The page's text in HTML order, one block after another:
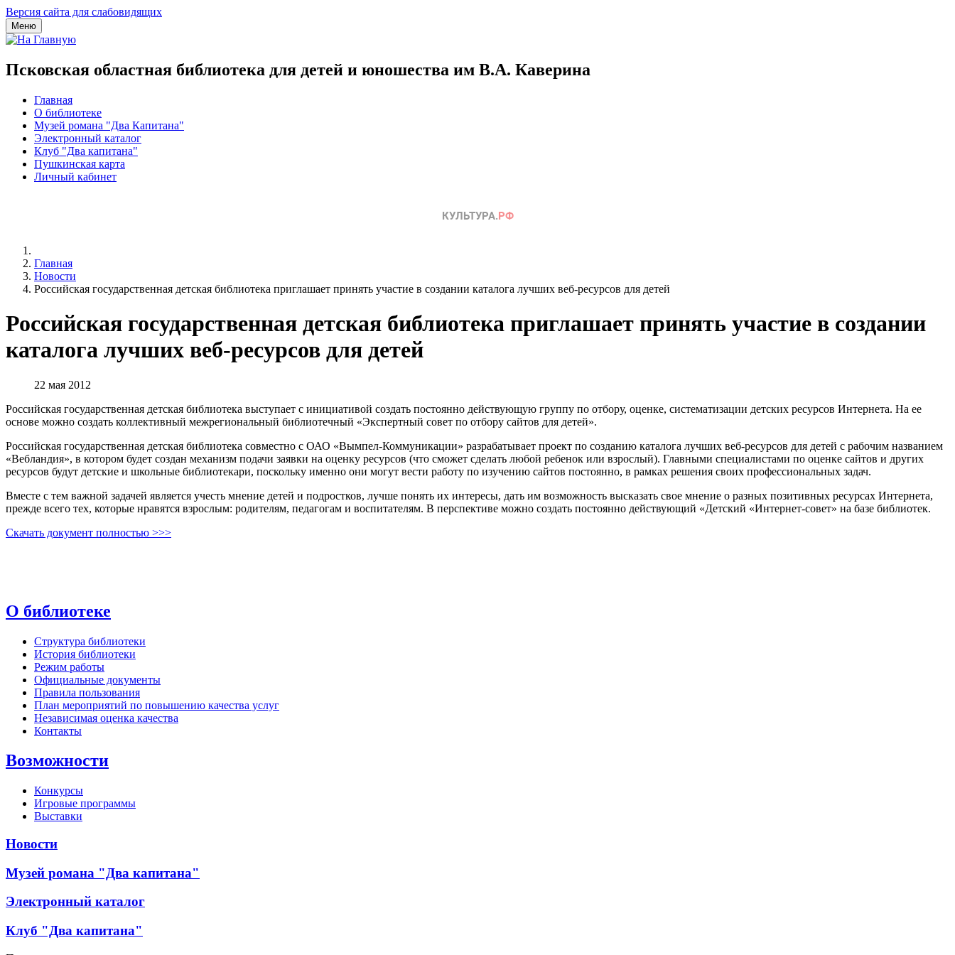
Версия сайта для слабовидящих
Меню
Псковская областная библиотека для детей и юношества им В.А. Каверина
Главная
О библиотеке
Музей романа "Два Капитана"
Электронный каталог
Клуб "Два капитана"
Пушкинская карта
Личный кабинет
Главная
Новости
Российская государственная детская библиотека приглашает принять участие в создании каталога лучших веб-ресурсов для детей
Российская государственная детская библиотека приглашает принять участие в создании
каталога лучших веб-ресурсов для детей
22 мая 2012
Российская государственная детская библиотека выступает с инициативой создать постоянно действующую группу по отбору, оценке, систематизации детских ресурсов Интернета. На ее
основе можно создать коллективный межрегиональный библиотечный «Экспертный совет по отбору сайтов для детей».
Российская государственная детская библиотека совместно с ОАО «Вымпел-Коммуникации» разрабатывает проект по созданию каталога лучших веб-ресурсов для детей с рабочим названием
«Вебландия», в котором будет создан механизм подачи заявки на оценку ресурсов (что сможет сделать любой ребенок или взрослый). Главными специалистами по оценке сайтов и других
ресурсов будут детские и школьные библиотекари, поскольку именно они могут вести работу по изучению сайтов постоянно, в рамках решения своих профессиональных задач.
Вместе с тем важной задачей является учесть мнение детей и подростков, лучше понять их интересы, дать им возможность высказать свое мнение о разных позитивных ресурсах Интернета,
прежде всего тех, которые нравятся взрослым: родителям, педагогам и воспитателям. В перспективе можно создать постоянно действующий «Детский «Интернет-совет» на базе библиотек.
Скачать документ полностью >>>
О библиотеке
Структура библиотеки
История библиотеки
Режим работы
Официальные документы
Правила пользования
План мероприятий по повышению качества услуг
Независимая оценка качества
Контакты
Возможности
Конкурсы
Игровые программы
Выставки
Новости
Музей романа "Два капитана"
Электронный каталог
Клуб "Два капитана"